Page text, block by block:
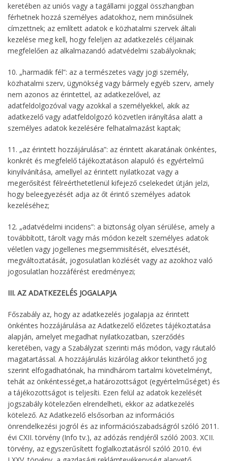
keretében az uniós vagy a tagállami joggal összhangban
férhetnek hozzá személyes adatokhoz, nem minősülnek
címzettnek; az említett adatok e közhatalmi szervek általi
kezelése meg kell, hogy feleljen az adatkezelés céljainak
megfelelően az alkalmazandó adatvédelmi szabályoknak;
10. „harmadik fél”: az a természetes vagy jogi személy,
közhatalmi szerv, ügynökség vagy bármely egyéb szerv, amely
nem azonos az érintettel, az adatkezelővel, az
adatfeldolgozóval vagy azokkal a személyekkel, akik az
adatkezelő vagy adatfeldolgozó közvetlen irányítása alatt a
személyes adatok kezelésére felhatalmazást kaptak;
11. „az érintett hozzájárulása”: az érintett akaratának önkéntes,
konkrét és megfelelő tájékoztatáson alapuló és egyértelmű
kinyilvánítása, amellyel az érintett nyilatkozat vagy a
megerősítést félreérthetetlenül kifejező cselekedet útján jelzi,
hogy beleegyezését adja az őt érintő személyes adatok
kezeléséhez;
12. „adatvédelmi incidens”: a biztonság olyan sérülése, amely a
továbbított, tárolt vagy más módon kezelt személyes adatok
véletlen vagy jogellenes megsemmisítését, elvesztését,
megváltoztatását, jogosulatlan közlését vagy az azokhoz való
jogosulatlan hozzáférést eredményezi;
III. AZ ADATKEZELÉS JOGALAPJA
Főszabály az, hogy az adatkezelés jogalapja az érintett
önkéntes hozzájárulása az Adatkezelő előzetes tájékoztatása
alapján, amelyet megadhat nyilatkozatban, szerződés
keretében, vagy a Szabályzat szerinti más módon, vagy ráutaló
magatartással. A hozzájárulás kizárólag akkor tekinthető jog
szerint elfogadhatónak, ha mindhárom tartalmi követelményt,
tehát az önkéntességet,a határozottságot (egyértelműséget) és
a tájékozottságot is teljesíti. Ezen felül az adatok kezelését
jogszabály kötelezően elrendelheti, ekkor az adatkezelés
kötelező. Az Adatkezelő elsősorban az információs
önrendelkezési jogról és az információszabadságról szóló 2011.
évi CXII. törvény (Info tv.), az adózás rendjéről szóló 2003. XCII.
törvény, az egyszerűsített foglalkoztatásról szóló 2010. évi